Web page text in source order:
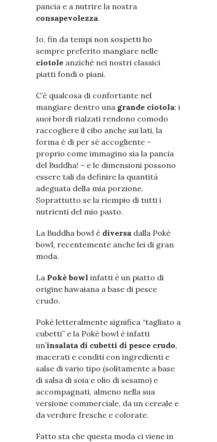
pancia e a nutrire la nostra
consapevolezza.
Io, fin da tempi non sospetti ho
sempre preferito mangiare nelle
ciotole anzichè nei nostri classici
piatti fondi o piani.
C’è qualcosa di confortante nel
mangiare dentro una grande ciotola: i
suoi bordi rialzati rendono comodo
raccogliere il cibo anche sui lati, la
forma è di per sè accogliente –
proprio come immagino sia la pancia
del Buddha! – e le dimensioni possono
essere tali da definire la quantità
adeguata della mia porzione.
Soprattutto se la riempio di tutti i
nutrienti del mio pasto.
La Buddha bowl è diversa dalla Pokè
bowl, recentemente anche lei di gran
moda.
La Pokè bowl infatti è un piatto di
origine hawaiana a base di pesce
crudo.
Pokè letteralmente significa “tagliato a
cubetti” e la Pokè bowl è infatti
un’insalata di cubetti di pesce crudo,
macerati e conditi con ingredienti e
salse di vario tipo (solitamente a base
di salsa di soia e olio di sesamo) e
accompagnati, almeno nella sua
versione commerciale, da un cereale e
da verdure fresche e colorate.
Fatto sta che questa moda ci viene in